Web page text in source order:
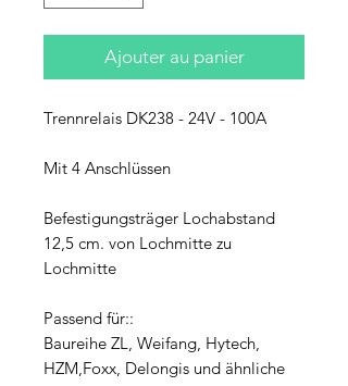
Ajouter au panier
Trennrelais DK238 - 24V - 100A
Mit 4 Anschlüssen
Befestigungsträger Lochabstand
12,5 cm. von Lochmitte zu
Lochmitte
Passend für::
Baureihe ZL, Weifang, Hytech,
HZM,Foxx, Delongis und ähnliche